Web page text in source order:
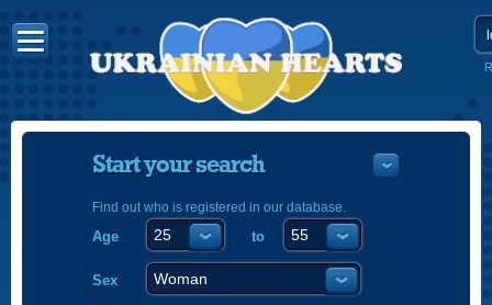
Start your search
Find out who is registered in our database.
Age to
Sex